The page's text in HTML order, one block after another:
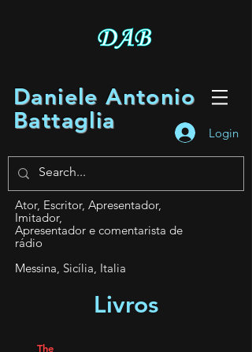
Daniele Antonio
Battaglia
Login
Ator, Escritor, Apresentador,
Imitador,
Apresentador e comentarista de
rádio
Messina, Sicília, Italia
Livros
The